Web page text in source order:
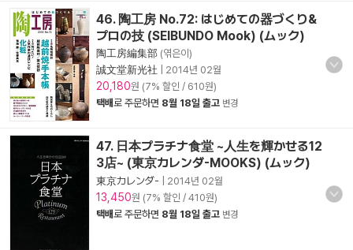
46. 陶工房 No.72: はじめての器づくり&
プロの技 (SEIBUNDO Mook) (ムック)
陶工房編集部 (엮은이)
誠文堂新光社
2014년 02월
20,180원 (7% 할인 / 610원)
택배로 주문하면 8월 18일 출고 변경
47. 日本プラチナ食堂 ~人生を輝かせる12
3店~ (東京カレンダ-MOOKS) (ムック)
東京カレンダ- 2014년 02월
13,450원 (7% 할인 / 410원)
택배로 주문하면 8월 18일 출고 변경